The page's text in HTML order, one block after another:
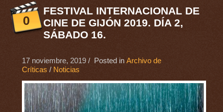
0
FESTIVAL INTERNACIONAL DE
CINE DE GIJÓN 2019. DÍA 2,
SÁBADO 16.
17 noviembre, 2019/ Posted in Archivo de
Críticas / Noticias